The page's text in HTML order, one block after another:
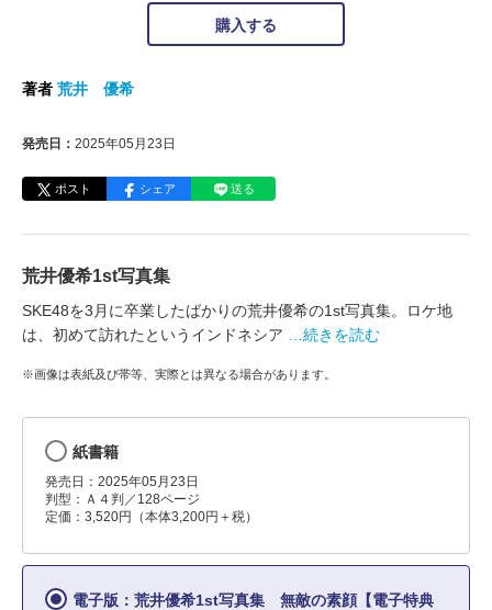
購入する
著者 荒井 優希
発売日： 2025年05月23日
ポスト シェア 送る
荒井優希1st写真集
SKE48を3月に卒業したばかりの荒井優希の1st写真集。ロケ地
は、初めて訪れたというインドネシア
…続きを読む
※画像は表紙及び帯等、実際とは異なる場合があります。
紙書籍
発売日：2025年05月23日
判型：Ａ４判／128ページ
定価：3,520円（本体3,200円＋税）
電子版：荒井優希1st写真集 無敵の素顔【電子特典